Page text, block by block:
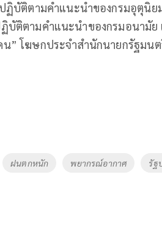
ฏิบัติตามคำแนะนำของกรมอุตุนิย
ติตามคำแนะนำของกรมอนามัย
” โฆษกประจำสำนักนายกรัฐมนต
ฝนตกหนัก พยากรณ์อากาศ รัฐ